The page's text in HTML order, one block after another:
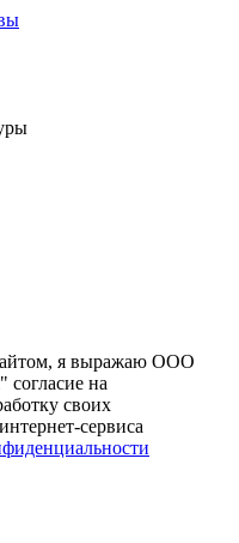
я выражаю ООО
на
своих
сервиса